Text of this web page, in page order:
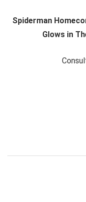
Spiderman
Glows in